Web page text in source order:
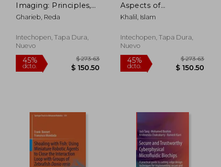
Imaging: Principles,
Advances and
Applications (en
Gharieb, Reda
Intechopen, Tapa Dura,
Nuevo
Aspects of
Nanomedicine (en
Inglés)
Khalil, Islam
Intechopen, Tapa Dura,
Nuevo